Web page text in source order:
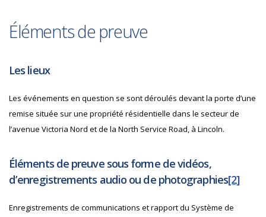
Éléments de preuve
Les lieux
Les événements en question se sont déroulés devant la porte d’une
remise située sur une propriété résidentielle dans le secteur de
l’avenue Victoria Nord et de la North Service Road, à Lincoln.
Éléments de preuve sous forme de vidéos,
d’enregistrements audio ou de photographies[2]
Enregistrements de communications et rapport du Système de